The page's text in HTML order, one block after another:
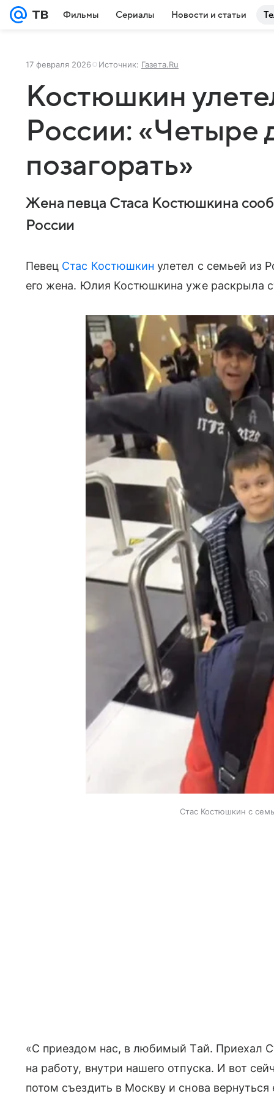
Фильмы Сериалы Новости и статьи
17 февраля 2026 Источник: Газета.Ru
Костюшкин
России: «Четыре
позагорать»
Жена певца Стаса Костюшкина
России
Певец Стас Костюшкин улетел с семьей из
его жена. Юлия Костюшкина уже раскрыла
Стас Костюшкин с
«С приездом нас, в любимый Тай. Приехал
на работу, внутри нашего отпуска. И вот
потом съездить в Москву и снова